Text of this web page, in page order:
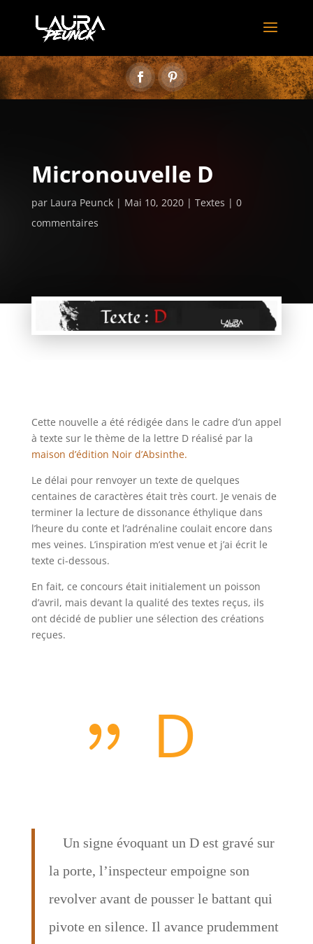
Micronouvelle D
par Laura Peunck Mai 10, 2020 Textes
0
commentaires
Cette nouvelle a été rédigée dans le cadre d’un appel
à texte sur le thème de la lettre D réalisé par la
maison d’édition Noir d’Absinthe.
Le délai pour renvoyer un texte de quelques
centaines de caractères était très court. Je venais de
terminer la lecture de dissonance éthylique dans
l’heure du conte et l’adrénaline coulait encore dans
mes veines. L’inspiration m’est venue et j’ai écrit le
texte ci-dessous.
En fait, ce concours était initialement un poisson
d’avril, mais devant la qualité des textes reçus, ils
ont décidé de publier une sélection des créations
reçues.
D
Un signe évoquant un D est gravé sur
la porte, l’inspecteur empoigne son
revolver avant de pousser le battant qui
pivote en silence. Il avance prudemment